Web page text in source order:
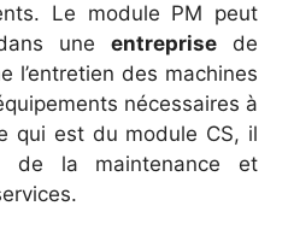
Le module PM peut
une entreprise de
l’entretien des machines
nécessaires à
qui est du module CS, il
de la maintenance et